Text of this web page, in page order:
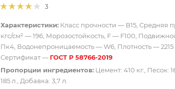
3
Характеристики: Класс прочности — B15, Средняя
кгс/см² — 196, Морозостойкость, F — F100,
Пк4, Водонепроницаемость — W6, Плотность — 2215
Сертификат — ГОСТ Р 58766-2019
Пропорции ингредиентов: Цемент: 410 кг., Песок:
185 л., Добавка: 3,7 л.